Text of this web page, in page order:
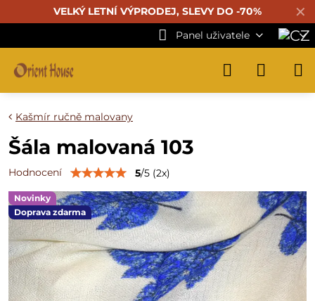
✕
VELKÝ LETNÍ VÝPRODEJ, SLEVY DO -70%
Panel uživatele
Novinky
Doprava zdarma
Kašmír ručně malovany
Šála malovaná 103
Hodnocení 5/5 (2x)